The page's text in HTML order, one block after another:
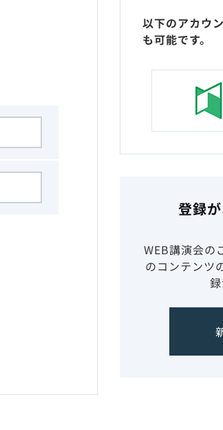
以下のアカウ
も可能です。
登録
WEB講演会の
のコンテンツ